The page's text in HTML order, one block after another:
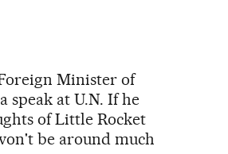
Minister of
speak at U.N. If he
of Little Rocket
be around much